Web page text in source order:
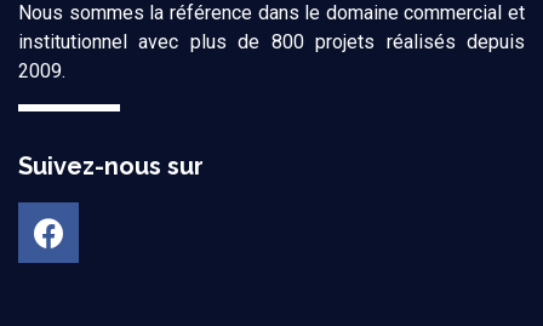
Nous sommes la référence dans le domaine commercial et
institutionnel avec plus de 800 projets réalisés depuis
2009.
Suivez-nous sur